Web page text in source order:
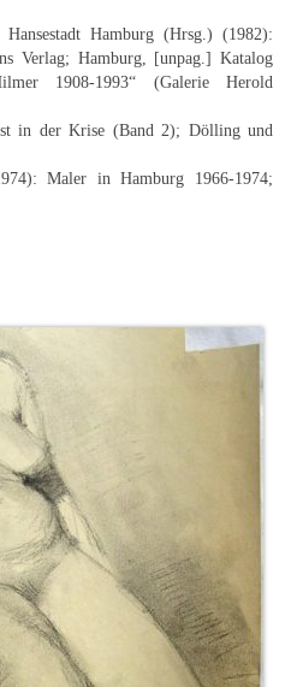
Idyllen
Hamburg (Hrsg.) (1982):
Verlag; Hamburg, [unpag.] Katalog
1908-1993“ (Galerie Herold
in der Krise (Band 2); Dölling und
Maler in Hamburg 1966-1974;